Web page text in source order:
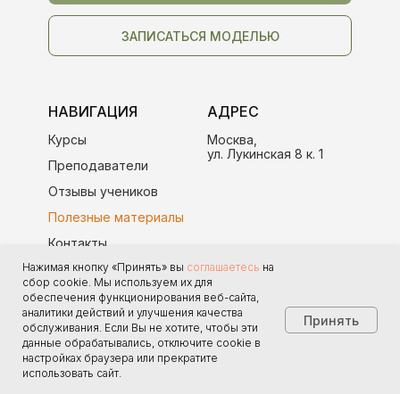
Нажимая кнопку «Принять» вы соглашаетесь на
сбор cookie. Мы используем их для
обеспечения функционирования веб-сайта,
аналитики действий и улучшения качества
обслуживания. Если Вы не хотите, чтобы эти
данные обрабатывались, отключите cookie в
настройках браузера или прекратите
использовать сайт.
Принять
ЗАПИСАТЬСЯ МОДЕЛЬЮ
КОНТАКТЫ
НАВИГАЦИЯ
Курсы
Преподаватели
Отзывы учеников
Полезные материалы
Контакты
+7 (915) 285-25-58
АДРЕС
Москва,
ул. Лукинская 8 к. 1
Пн – Пт: 09:00 — 20:00
anna.anzhela@yandex.ru